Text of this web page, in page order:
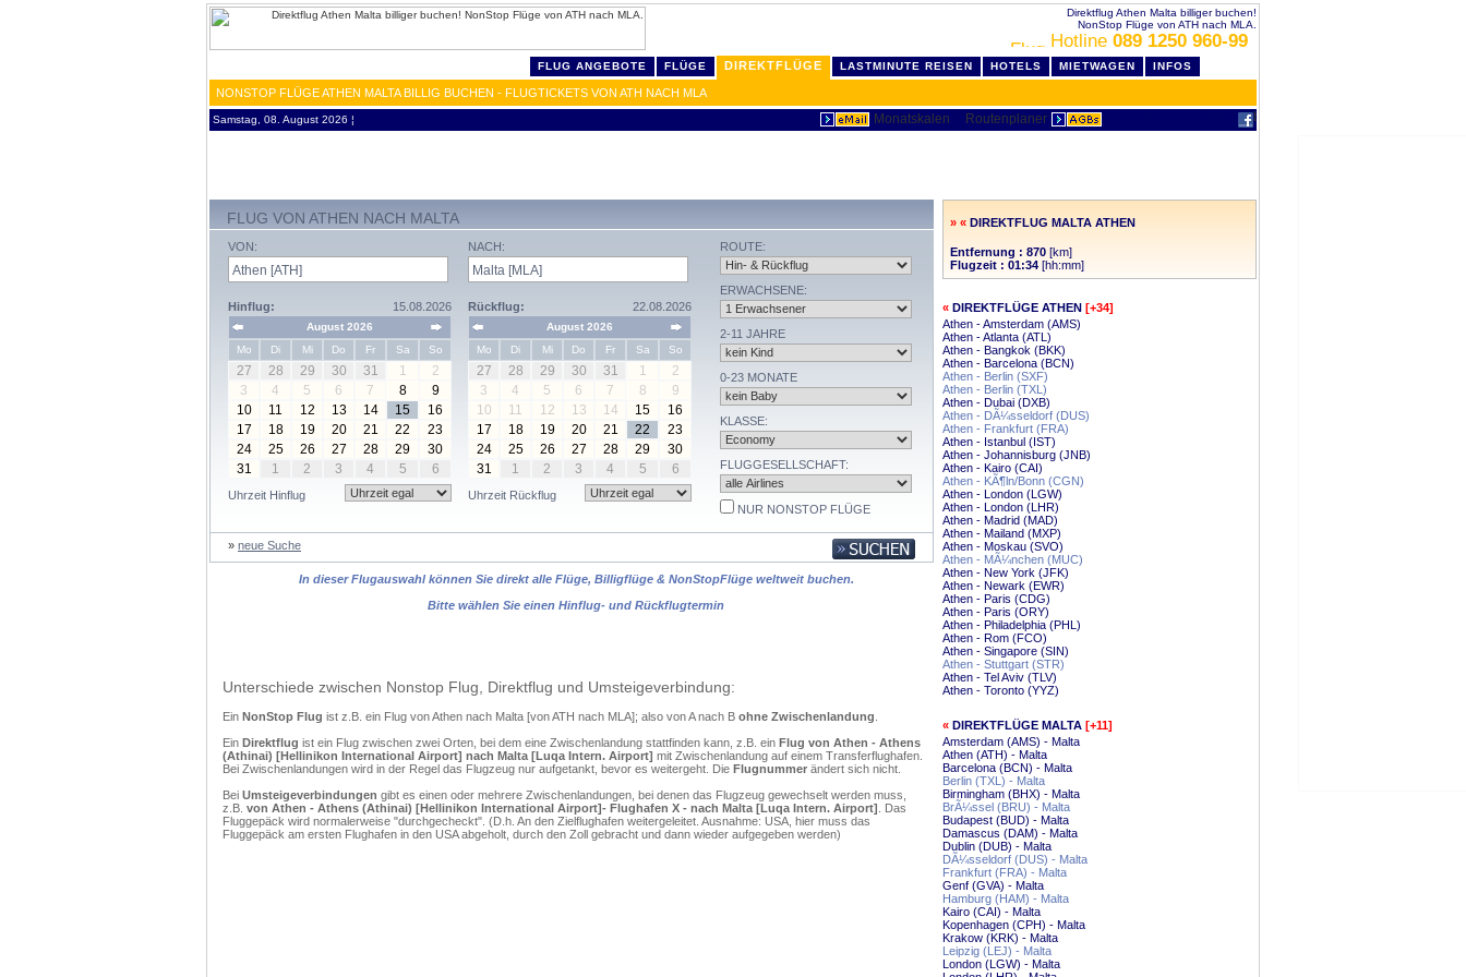
Direktflug Athen Malta billiger buchen!
NonStop Flüge von ATH nach MLA.
Hotline 089 1250 960-99
FLUG ANGEBOTE FLÜGE DIREKTFLÜGE LASTMINUTE REISEN HOTELS MIETWAGEN INFOS
NONSTOP FLÜGE ATHEN MALTA BILLIG BUCHEN - FLUGTICKETS VON ATH NACH MLA
Samstag, 08. August 2026 ¦
FLUG VON ATHEN NACH MALTA
VON:
Hinflug: 15.08.2026
August 2026
Mo
Di Mi Do Fr Sa So
27 28 29 30 31 1
2
3
4 5 6 7 8
9
10
11 12 13 14 15
16
17
18 19 20 21 22
23
24
25 26 27 28 29
30
31
1 2 3 4 5 6
Uhrzeit Hinflug
NACH:
Rückflug: 22.08.2026
August 2026
Mo
Di Mi Do Fr Sa So
27 28 29 30 31 1
2
3
4 5 6 7 8
9
10
11 12 13 14 15
16
17
18 19 20 21 22
23
24
25 26 27 28 29
30
31
1 2 3 4 5 6
Uhrzeit Rückflug
ROUTE:
ERWACHSENE:
2-11 JAHRE
0-23 MONATE
KLASSE:
FLUGGESELLSCHAFT:
NUR NONSTOP FLÜGE
» neue Suche
In dieser Flugauswahl können Sie direkt alle Flüge, Billigflüge & NonStopFlüge weltweit buchen.
Bitte wählen Sie einen Hinflug- und Rückflugtermin
Unterschiede zwischen Nonstop Flug, Direktflug und Umsteigeverbindung:
Ein NonStop Flug ist z.B. ein Flug von Athen nach Malta [von ATH nach MLA]; also von A nach B ohne Zwischenlandung
Ein Direktflug ist ein Flug zwischen zwei Orten, bei dem eine Zwischenlandung stattfinden kann, z.B. ein Flug von Athen - Athens
(Athinai) [Hellinikon International Airport] nach Malta [Luqa Intern. Airport] mit Zwischenlandung auf einem Transferflughafen.
Bei Zwischenlandungen wird in der Regel das Flugzeug nur aufgetankt, bevor es weitergeht. Die Flugnummer ändert sich nicht.
Bei Umsteigeverbindungen gibt es einen oder mehrere Zwischenlandungen, bei denen das Flugzeug gewechselt werden muss,
z.B. von Athen - Athens (Athinai) [Hellinikon International Airport]- Flughafen X - nach Malta [Luqa Intern. Airport] . Das
Fluggepäck wird normalerweise "durchgecheckt". (D.h. An den Zielflughafen weitergeleitet. Ausnahme: USA, hier muss das
Fluggepäck am ersten Flughafen in den USA abgeholt, durch den Zoll gebracht und dann wieder aufgegeben werden)
» « DIREKTFLUG MALTA ATHEN
Entfernung : 870 [km]
Flugzeit : 01:34 [hh:mm]
« DIREKTFLÜGE ATHEN [+34]
Athen - Amsterdam (AMS)
Athen - Atlanta (ATL)
Athen - Bangkok (BKK)
Athen - Barcelona (BCN)
Athen - Berlin (SXF)
Athen - Berlin (TXL)
Athen - Dubai (DXB)
Athen - DÃ¼sseldorf (DUS)
Athen - Frankfurt (FRA)
Athen - Istanbul (IST)
Athen - Johannisburg (JNB)
Athen - Kairo (CAI)
Athen - KÃ¶ln/Bonn (CGN)
Athen - London (LGW)
Athen - London (LHR)
Athen - Madrid (MAD)
Athen - Mailand (MXP)
Athen - Moskau (SVO)
Athen - MÃ¼nchen (MUC)
Athen - New York (JFK)
Athen - Newark (EWR)
Athen - Paris (CDG)
Athen - Paris (ORY)
Athen - Philadelphia (PHL)
Athen - Rom (FCO)
Athen - Singapore (SIN)
Athen - Stuttgart (STR)
Athen - Tel Aviv (TLV)
Athen - Toronto (YYZ)
« DIREKTFLÜGE MALTA [+11]
Amsterdam (AMS) - Malta
Athen (ATH) - Malta
Barcelona (BCN) - Malta
Berlin (TXL) - Malta
Birmingham (BHX) - Malta
BrÃ¼ssel (BRU) - Malta
Budapest (BUD) - Malta
Damascus (DAM) - Malta
Dublin (DUB) - Malta
DÃ¼sseldorf (DUS) - Malta
Frankfurt (FRA) - Malta
Genf (GVA) - Malta
Hamburg (HAM) - Malta
Kairo (CAI) - Malta
Kopenhagen (CPH) - Malta
Krakow (KRK) - Malta
Leipzig (LEJ) - Malta
London (LGW) - Malta